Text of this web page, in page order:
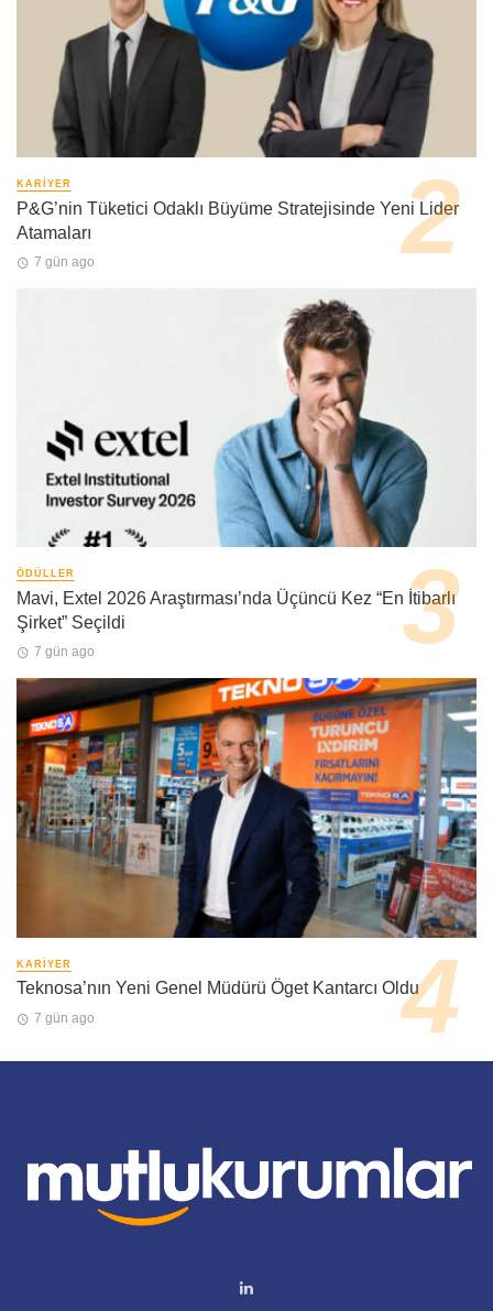
KARIYER
P&G’nin Tüketici Odaklı Büyüme Stratejisinde Yeni Lider
Atamaları
7 gün ago
ÖDÜLLER
Mavi, Extel 2026 Araştırması’nda Üçüncü Kez “En İtibarlı
Şirket” Seçildi
7 gün ago
KARIYER
Teknosa’nın Yeni Genel Müdürü Öget Kantarcı Oldu
7 gün ago